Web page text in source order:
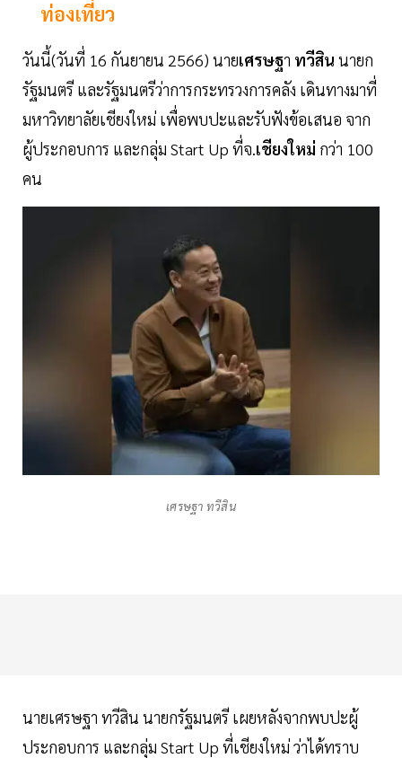
ท่องเที่ยว
วันนี้(วันที่ 16 กันยายน 2566) นายเศรษฐา ทวีสิน นายก
รัฐมนตรี และรัฐมนตรีว่าการกระทรวงการคลัง เดินทางมาที่
มหาวิทยาลัยเชียงใหม่ เพื่อพบปะและรับฟังข้อเสนอ จาก
ผู้ประกอบการ และกลุ่ม Start Up ที่จ.เชียงใหม่ กว่า 100
คน
เศรษฐา ทวีสิน
นายเศรษฐา ทวีสิน นายกรัฐมนตรี เผยหลังจากพบปะผู้
ประกอบการ และกลุ่ม Start Up ที่เชียงใหม่ ว่าได้ทราบ